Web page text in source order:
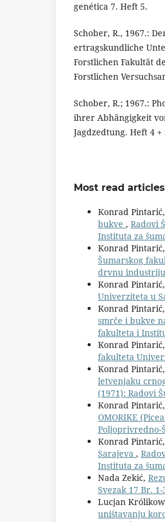
genética 7. Heft 5.
Schober, R., 1967.:
ertragskundliche
Forstlichen Fakultät
Forstlichen
Schober, R.; 1967.:
ihrer Abhängigkeit
Jagdzedtung. Heft 4
Most read
Konrad
bukve , Radovi
Instituta za
Konrad Pintarić,
Šumarskog
drvnu
Konrad Pintarić,
Univerziteta u
Konrad Pintarić,
smrče i bukve
fakulteta i
Konrad Pintarić,
fakulteta
Konrad Pintarić,
letvenjaku
(1971): Radovi
Konrad Pintarić,
OMORIKE
Poljoprivredno-
Konrad Pintarić,
Sarajeva ,
Instituta za
Nada Zekić,
Svezak 17 Br.
Lucjan
uništavanju